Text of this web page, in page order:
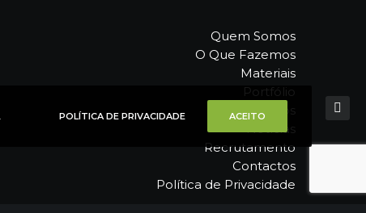
Quem Somos
O Que Fazemos
Materiais
Portfólio
Catálogos
Notícias
Recrutamento
Contactos
Política de Privacidade
POLÍTICA DE PRIVACIDADE ACEITO